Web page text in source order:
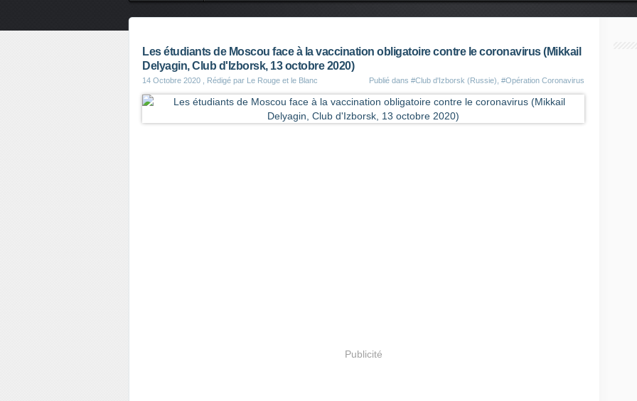
Les étudiants de Moscou face à la vaccination obligatoire contre le coronavirus (Mikkail
Delyagin, Club d'Izborsk, 13 octobre 2020)
14 Octobre 2020 , Rédigé par Le Rouge et le Blanc Publié dans #Club d'Izborsk (Russie) #Opération Coronavirus
Publicité